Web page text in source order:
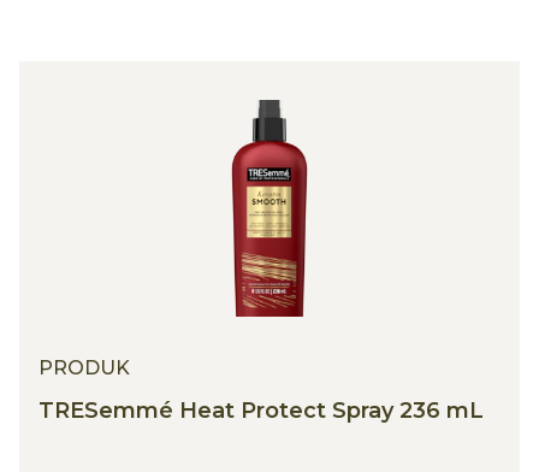
PRODUK
TRESemmé Heat Protect Spray 236 mL